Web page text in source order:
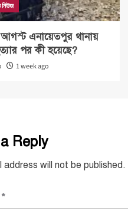
নিউজ
আগস্ট এনায়েতপুর থানায়
পর কী হয়েছে?
1 week ago
Reply
address will not be published.
*